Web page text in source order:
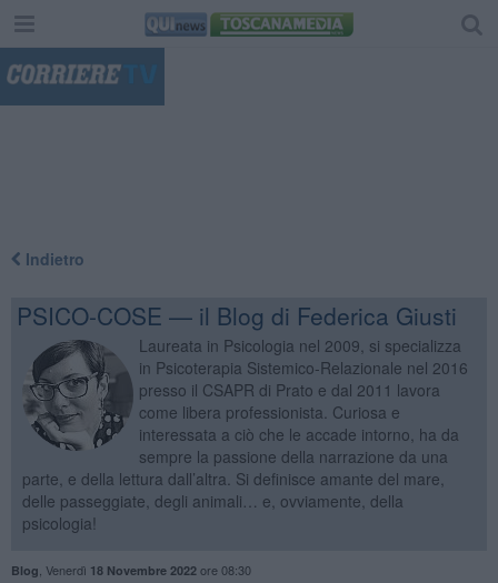
Indietro
PSICO-COSE — il Blog di Federica Giusti
Laureata in Psicologia nel 2009, si specializza
in Psicoterapia Sistemico-Relazionale nel 2016
presso il CSAPR di Prato e dal 2011 lavora
come libera professionista. Curiosa e
interessata a ciò che le accade intorno, ha da
sempre la passione della narrazione da una
parte, e della lettura dall’altra. Si definisce amante del mare,
delle passeggiate, degli animali… e, ovviamente, della
psicologia!
Blog Venerdì 18 Novembre 2022ore 08:30